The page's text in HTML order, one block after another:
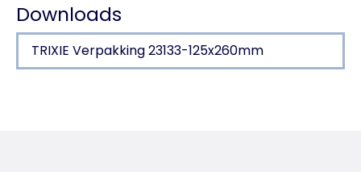
Downloads
TRIXIE Verpakking 23133-125x260mm